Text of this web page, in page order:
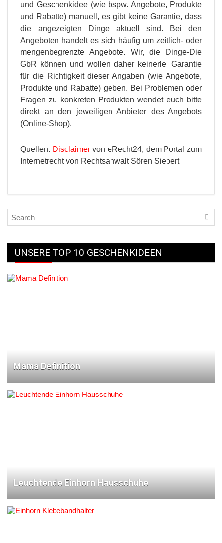
und Geschenkidee (wie bspw. Angebote, Produkte
und Rabatte) manuell, es gibt keine Garantie, dass
die angezeigten Dinge aktuell sind. Bei den
Angeboten handelt es sich häufig um zeitlich- oder
mengenbegrenzte Angebote. Wir, die Dinge-Die
GbR können und wollen daher keinerlei Garantie
für die Richtigkeit dieser Angaben (wie Angebote,
Produkte und Rabatte) geben. Bei Problemen oder
Fragen zu konkreten Produkten wendet euch bitte
direkt an den jeweiligen Anbieter des Angebots
(Online-Shop).
Quellen: Disclaimervon eRecht24, dem Portal zum
Internetrecht von Rechtsanwalt Sören Siebert
UNSERE TOP 10 GESCHENKIDEEN
Mama Definition
Leuchtende Einhorn Hausschuhe